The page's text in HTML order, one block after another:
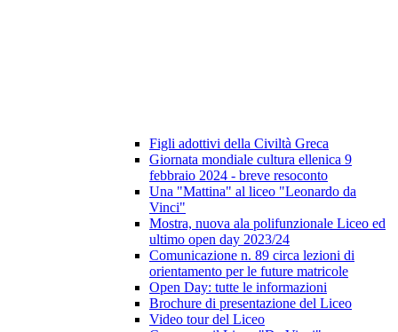
Figli adottivi della Civiltà Greca
Giornata mondiale cultura ellenica 9
febbraio 2024 - breve resoconto
Una "Mattina" al liceo "Leonardo da
Vinci"
Mostra, nuova ala polifunzionale Liceo ed
ultimo open day 2023/24
Comunicazione n. 89 circa lezioni di
orientamento per le future matricole
Open Day: tutte le informazioni
Brochure di presentazione del Liceo
Video tour del Liceo